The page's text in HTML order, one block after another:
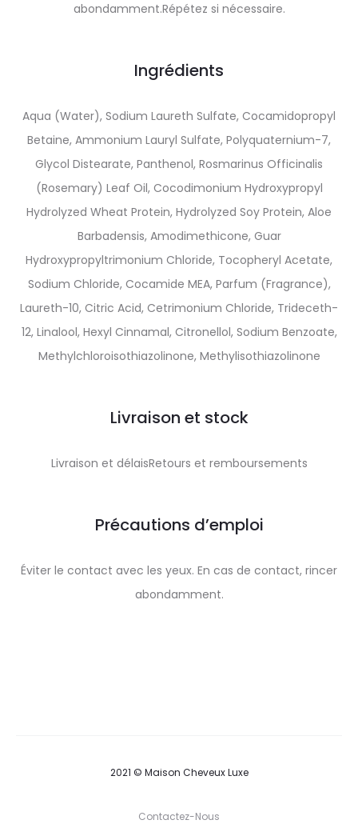
abondamment.Répétez si nécessaire.
Ingrédients
Aqua (Water), Sodium Laureth Sulfate, Cocamidopropyl
Betaine, Ammonium Lauryl Sulfate, Polyquaternium-7,
Glycol Distearate, Panthenol, Rosmarinus Officinalis
(Rosemary) Leaf Oil, Cocodimonium Hydroxypropyl
Hydrolyzed Wheat Protein, Hydrolyzed Soy Protein, Aloe
Barbadensis, Amodimethicone, Guar
Hydroxypropyltrimonium Chloride, Tocopheryl Acetate,
Sodium Chloride, Cocamide MEA, Parfum (Fragrance),
Laureth-10, Citric Acid, Cetrimonium Chloride, Trideceth-
12, Linalool, Hexyl Cinnamal, Citronellol, Sodium Benzoate,
Methylchloroisothiazolinone, Methylisothiazolinone
Livraison et stock
Livraison et délaisRetours et remboursements
Précautions d’emploi
Éviter le contact avec les yeux. En cas de contact, rincer
abondamment.
2021 © Maison Cheveux Luxe
Contactez-Nous